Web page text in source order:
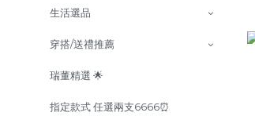
生活選品
穿搭/送禮推薦
瑞董精選 🌟
指定款式 任選兩支6666⏰